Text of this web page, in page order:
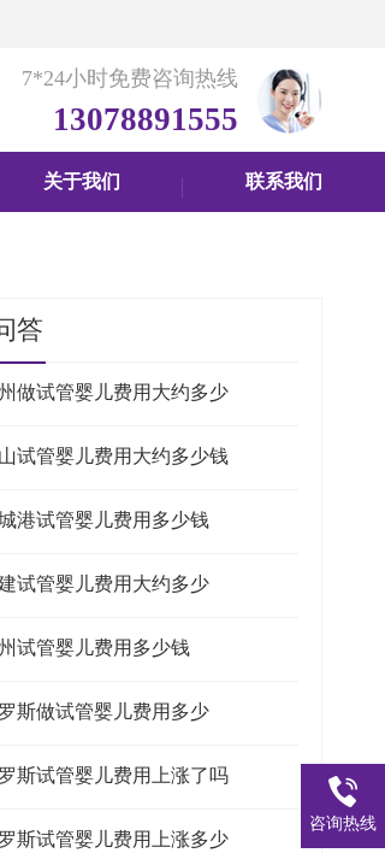
7*24小时免费咨询热线
13078891555
关于我们 联系我们
答
做试管婴儿费用大约多少
试管婴儿费用大约多少钱
港试管婴儿费用多少钱
试管婴儿费用大约多少
试管婴儿费用多少钱
斯做试管婴儿费用多少
斯试管婴儿费用上涨了吗
斯试管婴儿费用上涨多少
咨询热线